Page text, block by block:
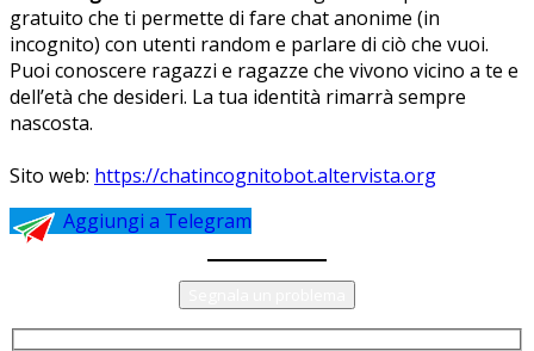
gratuito che ti permette di fare chat anonime (in
incognito) con utenti random e parlare di ciò che vuoi.
Puoi conoscere ragazzi e ragazze che vivono vicino a te e
dell’età che desideri. La tua identità rimarrà sempre
nascosta.
Sito web: https://chatincognitobot.altervista.org
Aggiungi a Telegram